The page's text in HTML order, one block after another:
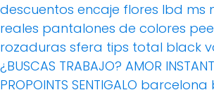
descuentos encaje flores lbd ms
reales pantalones de colores
rozaduras sfera tips total black
¿BUSCAS TRABAJO? AMOR
PROPOINTS SENTIGALO barcelona